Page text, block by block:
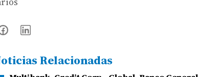
Relacionadas